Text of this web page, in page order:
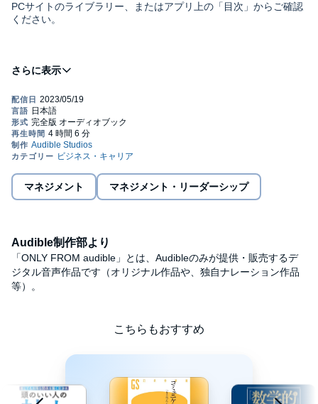
PCサイトのライブラリー、またはアプリ上の「目次」からご確認
ください。
人は話し方で評価されてしまうものです。
と思われてしまいます。
そんな話し方を改善するには、どうすればいいのか？
それには「数学的思考」を身につけることです。
思考が変われば、自動的に話し方も変わります。
「定義」「分解」「比較」「構造化」「モデル化」の5つさえでき
るようになれば、あなたの話し方は強い説得力を持ち、相手に納
得感を与えることができるのです。
本書の「演習問題」に解答しながら、思考と話し方をトレーニン
●第2章 数学的な話し型 ～「頭がいい人」の話し方を科学する
●第3章 定義してから話す ～「頭がいい人」の始め方～
●第4章 分解して話す ～難しいことをわかりやすく伝える秘訣
©Shintaro Fukasawa (P)2023 Audible, Inc.
マネジメント マネジメント・リーダーシップ
Audible制作部より
「ONLY FROM audible」とは、Audibleのみが提供・販売するデ
ジタル音声作品です（オリジナル作品や、独自ナレーション作品
等）。
こちらもおすすめ